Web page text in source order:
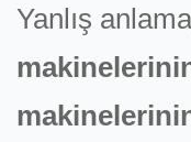
Yanlış